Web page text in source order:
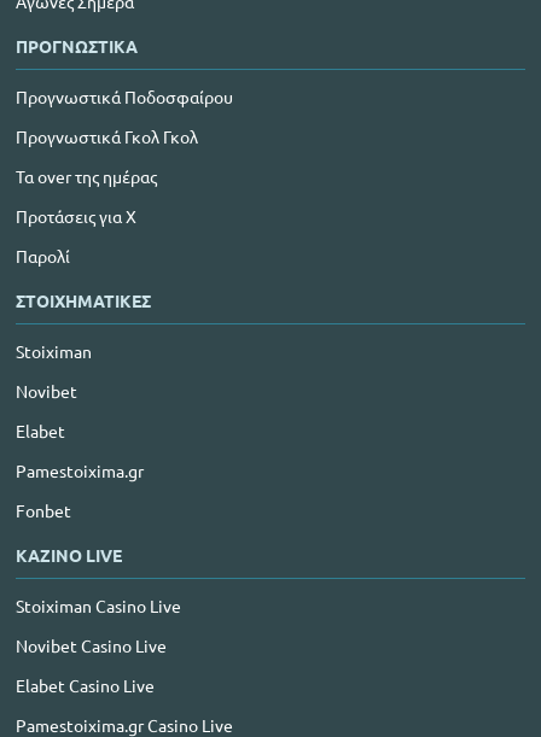
ΠΡΟΓΝΩΣΤΙΚΑ
Προγνωστικά Ποδοσφαίρου
Προγνωστικά Γκολ Γκολ
Τα over της ημέρας
Προτάσεις για Χ
Παρολί
ΣΤΟΙΧΗΜΑΤΙΚΕΣ
Stoiximan
Novibet
Elabet
Pamestoixima.gr
Fonbet
ΚΑΖΙΝΟ LIVE
Stoiximan Casino Live
Novibet Casino Live
Elabet Casino Live
Pamestoixima.gr Casino Live